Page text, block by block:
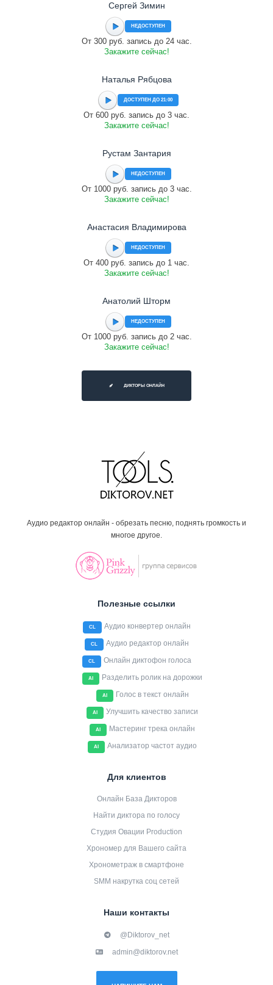
Сергей Зимин
НЕДОСТУПЕН
От 300 руб. запись до 24 час.
Закажите сейчас!
Наталья Рябцова
ДОСТУПЕН ДО 21:00
От 600 руб. запись до 3 час.
Закажите сейчас!
Рустам Зантария
НЕДОСТУПЕН
От 1000 руб. запись до 3 час.
Закажите сейчас!
Анастасия Владимирова
НЕДОСТУПЕН
От 400 руб. запись до 1 час.
Закажите сейчас!
Анатолий Шторм
НЕДОСТУПЕН
От 1000 руб. запись до 2 час.
Закажите сейчас!
ДИКТОРЫ ОНЛАЙН
Аудио редактор онлайн - обрезать песню, поднять громкость и
многое другое.
Полезные ссылки
CL Аудио конвертер онлайн
CL Аудио редактор онлайн
CL Онлайн диктофон голоса
AI Разделить ролик на дорожки
AI Голос в текст онлайн
AI Улучшить качество записи
AI Мастеринг трека онлайн
AI Анализатор частот аудио
Для клиентов
Онлайн База Дикторов
Найти диктора по голосу
Студия Овации Production
Хрономер для Вашего сайта
Хронометраж в смартфоне
SMM накрутка соц сетей
Наши контакты
@Diktorov_net
admin@diktorov.net